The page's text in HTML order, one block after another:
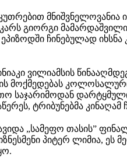
მნიშვნელოვანია
გიორგი
ჩინებულად იხსნა
ვილიამსის
მოქმედებას
საჯარიმოდან
ტრიბუნებმა კინაღამ
„სამეფო თასის”
პიტერ ლიმია, ეს